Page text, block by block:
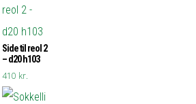
Side til reol 2
– d20 h103
410 kr.